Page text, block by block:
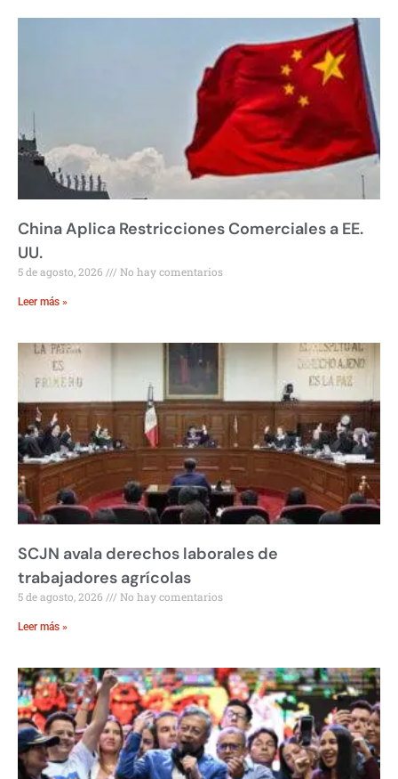
China Aplica Restricciones Comerciales a EE.
UU.
5 de agosto, 2026 No hay comentarios
Leer más »
SCJN avala derechos laborales de
trabajadores agrícolas
5 de agosto, 2026 No hay comentarios
Leer más »